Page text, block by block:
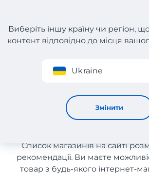
Реєстрація
Виберіть іншу країну чи регіон,
контент відповідно до місця
Ukraine
Змінити
Білизна з Канади з доставкою в
Білизна з
доставкою в
Список магазинів на сайті
рекомендації. Ви маєте
товар з будь-якого інтернет-